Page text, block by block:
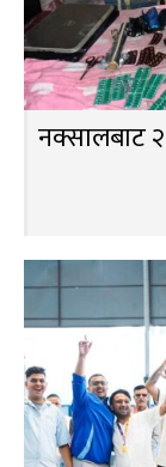
नक्सालबाट